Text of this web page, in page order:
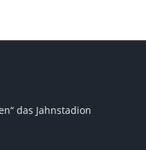
das Jahnstadion